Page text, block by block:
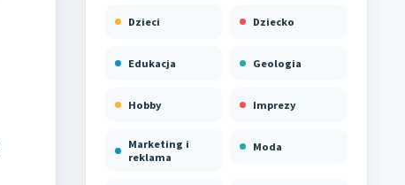
Dzieci Dziecko
Edukacja Geologia
Hobby Imprezy
Marketing i
reklama
Moda